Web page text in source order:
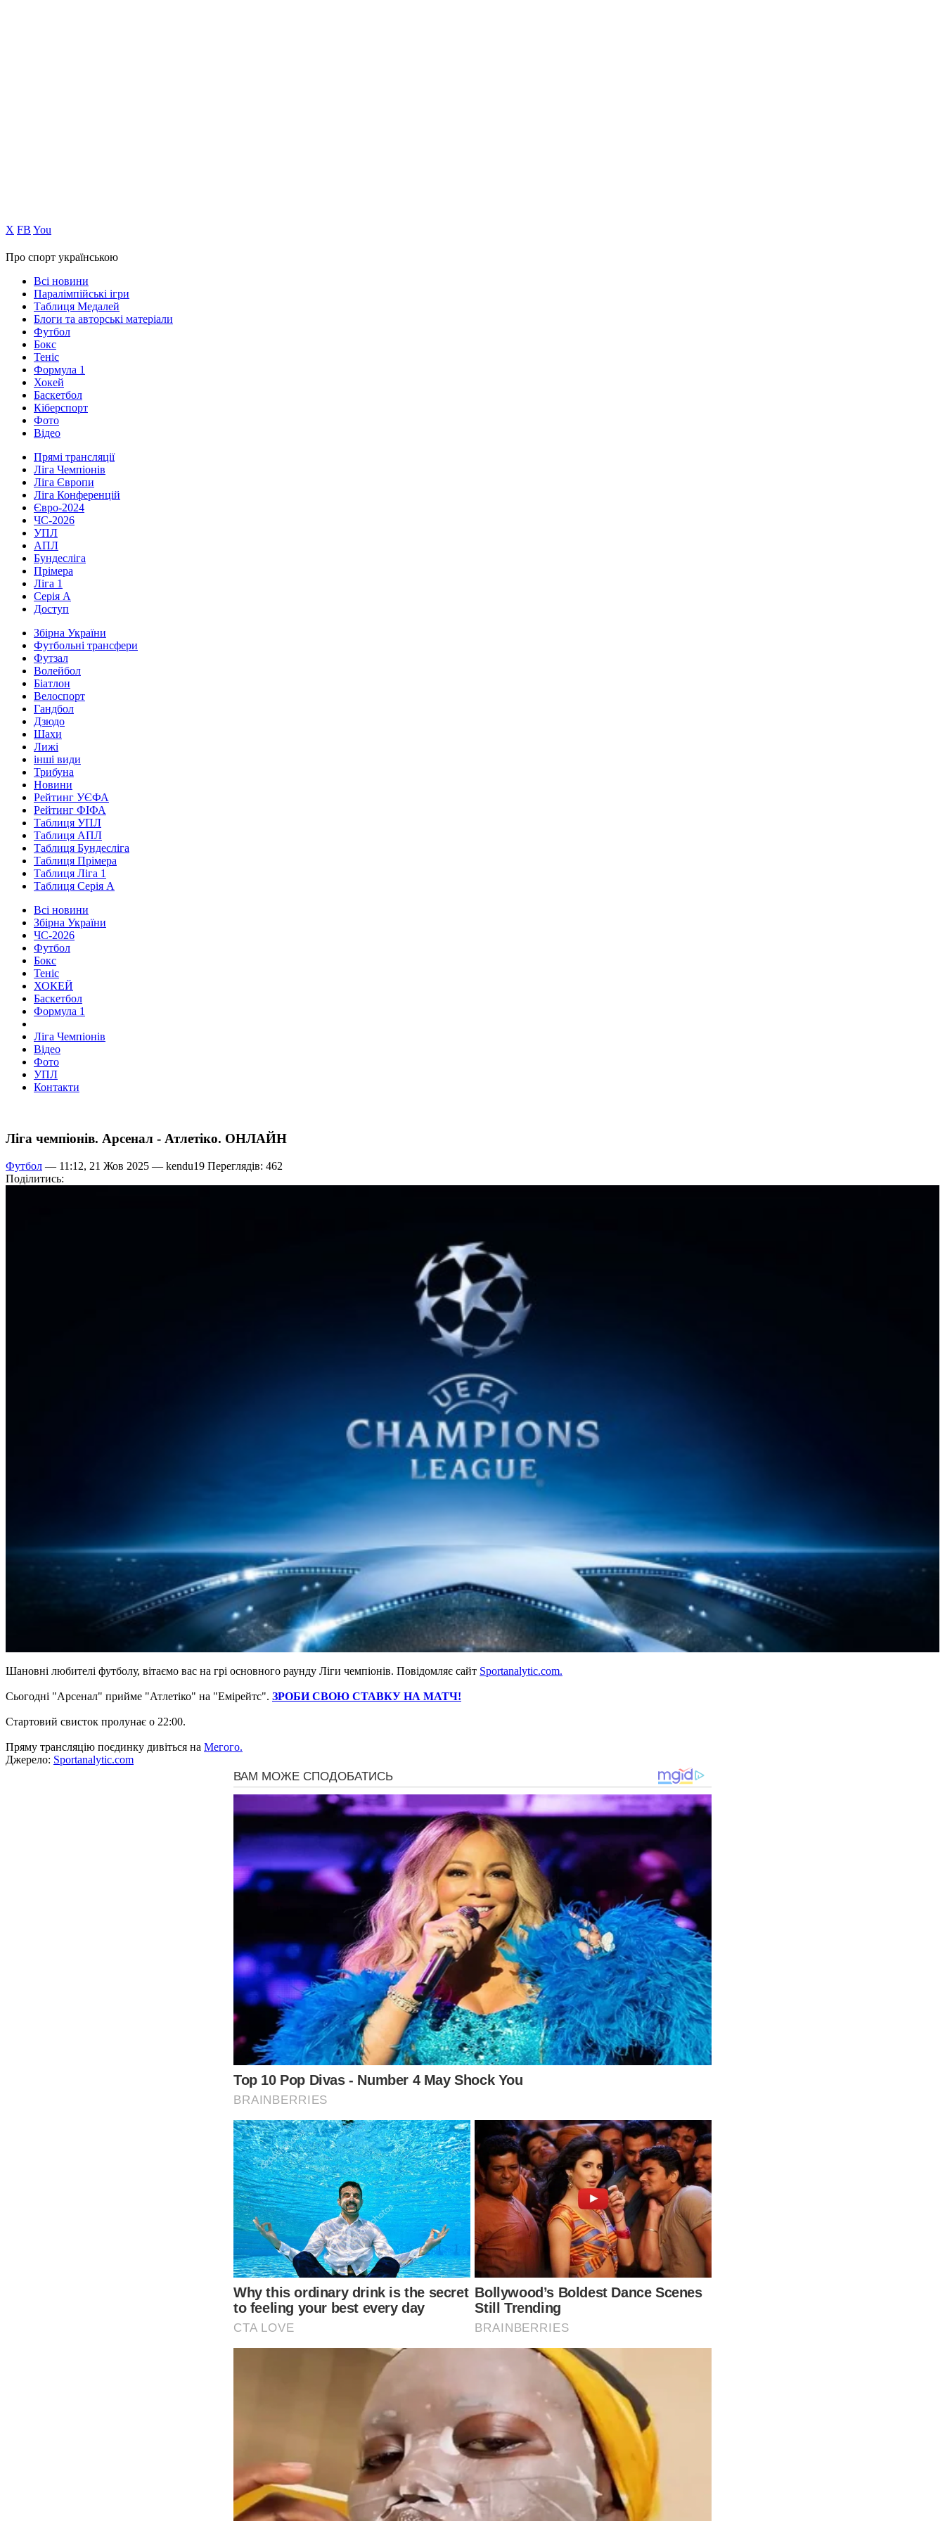
Х FB You
Про спорт українською
Всі новини
Паралімпійські ігри
Таблиця Медалей
Блоги та авторські матеріали
Футбол
Бокс
Теніс
Формула 1
Хокей
Баскетбол
Кіберспорт
Фото
Відео
Прямі трансляції
Ліга Чемпіонів
Ліга Європи
Ліга Конференцій
Євро-2024
ЧС-2026
УПЛ
АПЛ
Бундесліга
Прімера
Ліга 1
Серія А
Доступ
Збірна України
Футбольні трансфери
Футзал
Волейбол
Біатлон
Велоспорт
Гандбол
Дзюдо
Шахи
Лижі
інші види
Трибуна
Новини
Рейтинг УЄФА
Рейтинг ФІФА
Таблиця УПЛ
Таблиця АПЛ
Таблиця Бундесліга
Таблиця Прімера
Таблиця Ліга 1
Таблиця Серія А
Всі новини
Збірна України
ЧС-2026
Футбол
Бокс
Теніс
ХОКЕЙ
Баскетбол
Формула 1
Ліга Чемпіонів
Відео
Фото
УПЛ
Контакти
Ліга чемпіонів. Арсенал - Атлетіко. ОНЛАЙН
Футбол — 11:12, 21 Жов 2025 — kendu19 Переглядів: 462
Поділитись:
Шановні любителі футболу, вітаємо вас на грі основного раунду Ліги чемпіонів. Повідомляє сайт Sportanalytic.com.
Сьогодні "Арсенал" прийме "Атлетіко" на "Емірейтс". ЗРОБИ СВОЮ СТАВКУ НА МАТЧ!
Стартовий свисток пролунає о 22:00.
Пряму трансляцію поєдинку дивіться на Мегого.
Джерело: Sportanalytic.com